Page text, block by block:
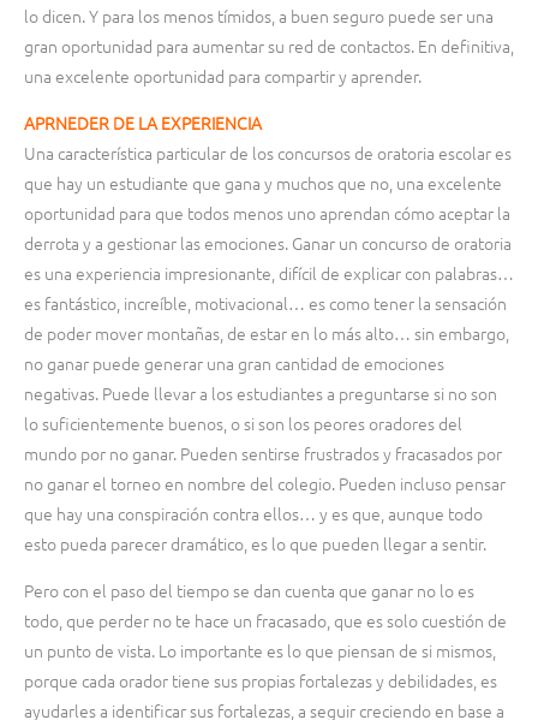
lo dicen. Y para los menos tímidos, a buen seguro puede ser una
gran oportunidad para aumentar su red de contactos. En definitiva,
una excelente oportunidad para compartir y aprender.
APRNEDER DE LA EXPERIENCIA
Una característica particular de los concursos de oratoria escolar es
que hay un estudiante que gana y muchos que no, una excelente
oportunidad para que todos menos uno aprendan cómo aceptar la
derrota y a gestionar las emociones. Ganar un concurso de oratoria
es una experiencia impresionante, difícil de explicar con palabras…
es fantástico, increíble, motivacional… es como tener la sensación
de poder mover montañas, de estar en lo más alto… sin embargo,
no ganar puede generar una gran cantidad de emociones
negativas. Puede llevar a los estudiantes a preguntarse si no son
lo suficientemente buenos, o si son los peores oradores del
mundo por no ganar. Pueden sentirse frustrados y fracasados por
no ganar el torneo en nombre del colegio. Pueden incluso pensar
que hay una conspiración contra ellos… y es que, aunque todo
esto pueda parecer dramático, es lo que pueden llegar a sentir.
Pero con el paso del tiempo se dan cuenta que ganar no lo es
todo, que perder no te hace un fracasado, que es solo cuestión de
un punto de vista. Lo importante es lo que piensan de si mismos,
porque cada orador tiene sus propias fortalezas y debilidades, es
ayudarles a identificar sus fortalezas, a seguir creciendo en base a